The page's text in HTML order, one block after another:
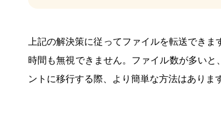
上記の解決策に従ってファイルを転送でき
時間も無視できません。ファイル数が多い
ントに移行する際、より簡単な方法はありま